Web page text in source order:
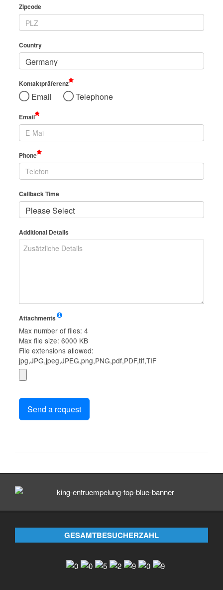
Zipcode
Country
Kontaktpräferenz
Email Telephone
Email
Phone
Callback Time
Additional Details
Attachments
Max number of files: 4
Max file size: 6000 KB
File extensions allowed:
jpg,JPG,jpeg,JPEG,png,PNG,pdf,PDF,tif,TIF
Send a request
03-
GESAMTBESUCHERZAHL